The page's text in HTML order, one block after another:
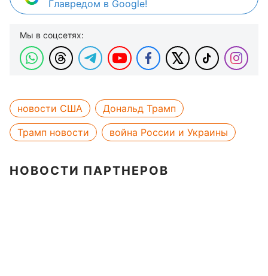
Главредом в Google!
Мы в соцсетях:
новости США
Дональд Трамп
Трамп новости
война России и Украины
НОВОСТИ ПАРТНЕРОВ